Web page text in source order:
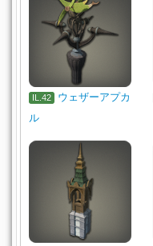
IL.42
ウェザーアプカ
ル